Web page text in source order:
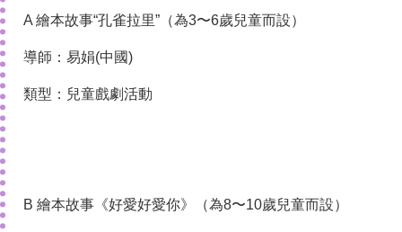
A 繪本故事“孔雀拉里”（為3〜6歲兒童而設）
導師：易娟(中國)
類型：兒童戲劇活動
B 繪本故事《好愛好愛你》（為8〜10歲兒童而設）